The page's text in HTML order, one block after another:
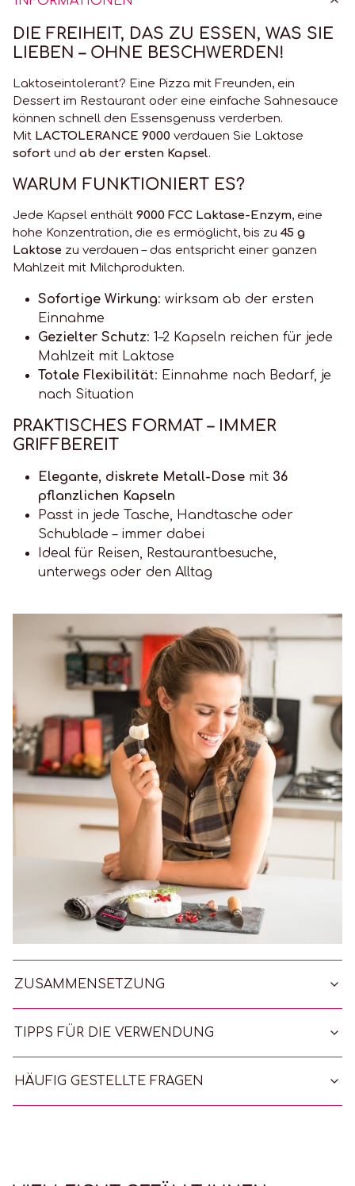
DIE FREIHEIT, DAS ZU ESSEN, WAS SIE
LIEBEN – OHNE BESCHWERDEN!
Laktoseintolerant? Eine Pizza mit Freunden, ein
Dessert im Restaurant oder eine einfache Sahnesauce
können schnell den Essensgenuss verderben.
Mit LACTOLERANCE 9000 verdauen Sie Laktose
sofort und ab der ersten Kapsel.
WARUM FUNKTIONIERT ES?
Jede Kapsel enthält 9000 FCC Laktase-Enzym, eine
hohe Konzentration, die es ermöglicht, bis zu 45 g
Laktose zu verdauen – das entspricht einer ganzen
Mahlzeit mit Milchprodukten.
Sofortige Wirkung: wirksam ab der ersten
Einnahme
Gezielter Schutz: 1–2 Kapseln reichen für jede
Mahlzeit mit Laktose
Totale Flexibilität: Einnahme nach Bedarf, je
nach Situation
PRAKTISCHES FORMAT – IMMER
GRIFFBEREIT
Elegante, diskrete Metall-Dose mit 36
pflanzlichen Kapseln
Passt in jede Tasche, Handtasche oder
Schublade – immer dabei
Ideal für Reisen, Restaurantbesuche,
unterwegs oder den Alltag
ZUSAMMENSETZUNG
TIPPS FÜR DIE VERWENDUNG
HÄUFIG GESTELLTE FRAGEN